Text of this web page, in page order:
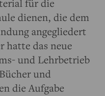
für die
dienen, die dem
angegliedert
hatte das neue
und Lehrbetrieb
und
die Aufgabe